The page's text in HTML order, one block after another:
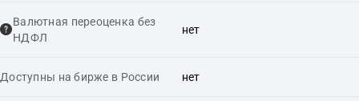
Валютная переоценка без
НДФЛ
нет
Доступны на бирже в России нет